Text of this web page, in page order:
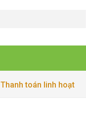
Thanh toán linh hoạt